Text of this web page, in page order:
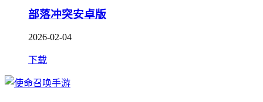
部落冲突安卓版
2026-02-04
下载